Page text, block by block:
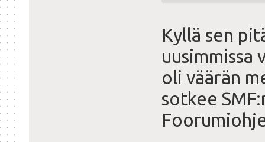
Kyllä sen
uusimmissa
oli väärän
sotkee